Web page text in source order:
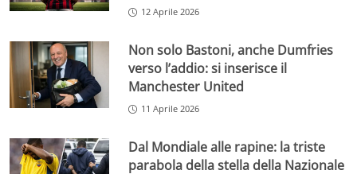
12 Aprile 2026
Non solo Bastoni, anche Dumfries
verso l’addio: si inserisce il
Manchester United
11 Aprile 2026
Dal Mondiale alle rapine: la triste
parabola della stella della Nazionale